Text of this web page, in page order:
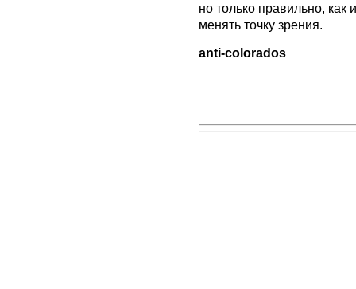
но только правильно,
менять точку зрения.
anti-colorados